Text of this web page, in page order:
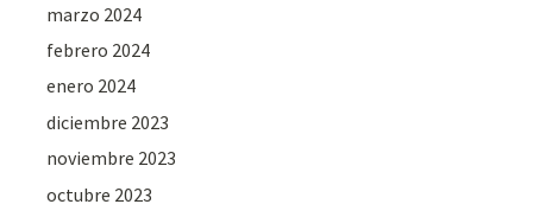
marzo 2024
febrero 2024
enero 2024
diciembre 2023
noviembre 2023
octubre 2023